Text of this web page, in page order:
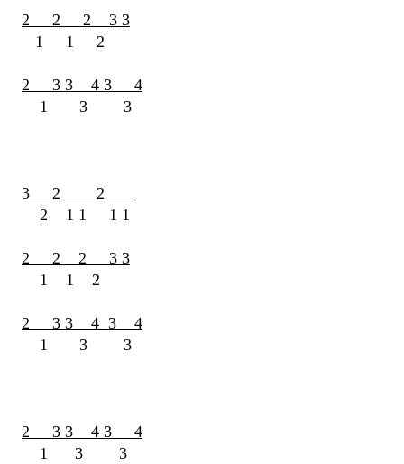
2 2 2 3 3
1 1 2
2 3 3 4 3 4
1 3 3
3 2 2
2 1 1 1 1
2 2 2 3 3
1 1 2
2 3 3 4 3 4
1 3 3
2 3 3 4 3 4
1 3 3